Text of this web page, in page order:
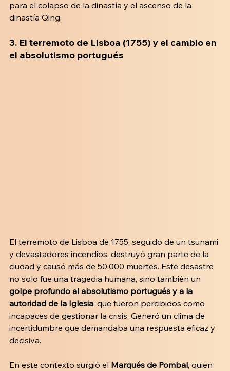
para el colapso de la dinastía y el ascenso de la
dinastía Qing.
3. El terremoto de Lisboa (1755) y el cambio en
el absolutismo portugués
El terremoto de Lisboa de 1755, seguido de un tsunami
y devastadores incendios, destruyó gran parte de la
ciudad y causó más de 50.000 muertes. Este desastre
no solo fue una tragedia humana, sino también un
golpe profundo al absolutismo portugués y a la
autoridad de la Iglesia, que fueron percibidos como
incapaces de gestionar la crisis. Generó un clima de
incertidumbre que demandaba una respuesta eficaz y
decisiva.
En este contexto surgió el Marqués de Pombal, quien